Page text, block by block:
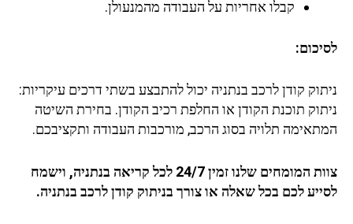
קבלו אחריות על העבודה מהמנעולן.
לסיכום:
ניתוק קודן לרכב בנתניה יכול להתבצע בשתי דרכים עיקריות:
ניתוק תוכנת הקודן או החלפת רכיב הקודן. בחירת השיטה
המתאימה תלויה בסוג הרכב, מורכבות העבודה ותקציבכם.
צוות המומחים שלנו זמין 24/7 לכל קריאה בנתניה, וישמח
לסייע לכם בכל שאלה או צורך בניתוק קודן לרכב בנתניה.